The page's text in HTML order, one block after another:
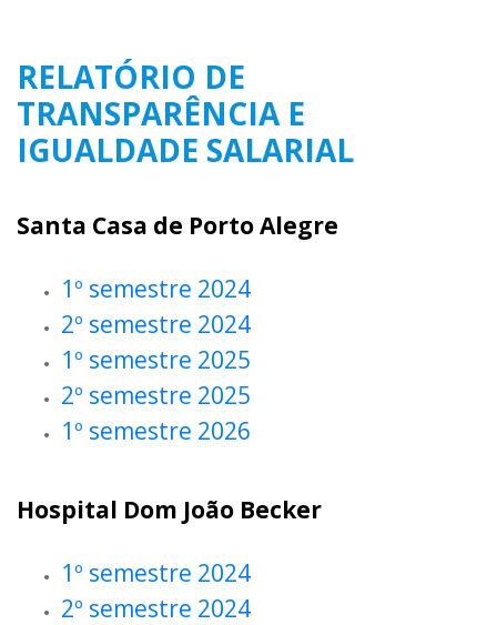
RELATÓRIO DE
TRANSPARÊNCIA E
IGUALDADE SALARIAL
Santa Casa de Porto Alegre
1º semestre 2024
2º semestre 2024
1º semestre 2025
2º semestre 2025
1º semestre 2026
Hospital Dom João Becker
1º semestre 2024
2º semestre 2024